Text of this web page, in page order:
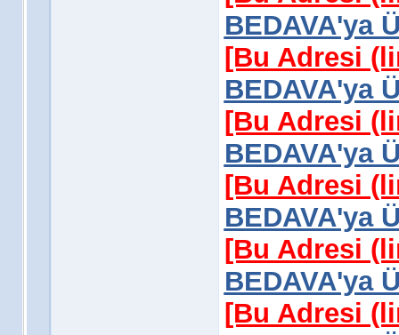
BEDAVA'ya
[Bu Adresi
BEDAVA'ya
[Bu Adresi
BEDAVA'ya
[Bu Adresi
BEDAVA'ya
[Bu Adresi
BEDAVA'ya
[Bu Adresi